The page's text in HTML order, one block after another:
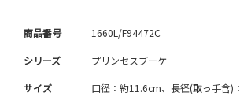
商品番号 1660L/F94472C
シリーズ プリンセスブーケ
サイズ
口径：約11.6cm、長径(取っ手含)